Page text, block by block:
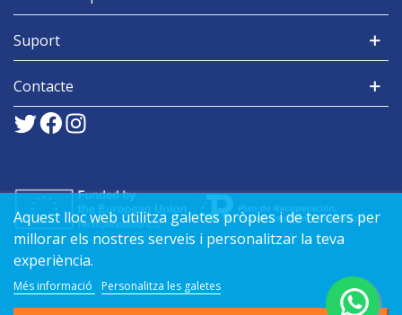
Aquest lloc web utilitza galetes pròpies i de tercers per
millorar els nostres serveis i personalitzar la teva
experiència.
Més informació Personalitza les galetes
Suport
Contacte